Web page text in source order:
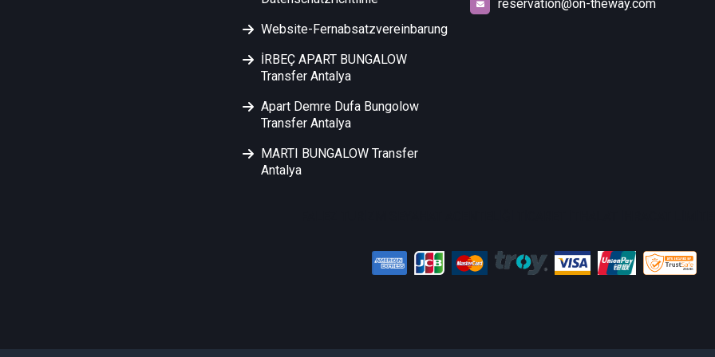
Website-Fernabsatzvereinbarung
İRBEÇ APART BUNGALOW
Transfer Antalya
Apart Demre Dufa Bungolow
Transfer Antalya
MARTI BUNGALOW Transfer
Antalya
reservation@on-theway.com